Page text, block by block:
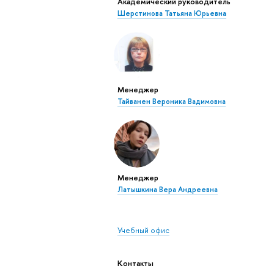
Шерстинова Татьяна Юрьевна
Менеджер
Тайванен Вероника Вадимовна
Менеджер
Латышкина Вера Андреевна
Учебный офис
Контакты